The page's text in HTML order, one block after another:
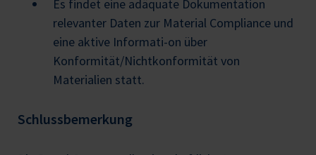
Es findet eine adäquate Dokumentation
relevanter Daten zur Material Compliance und
eine aktive Informati-on über
Konformität/Nichtkonformität von
Materialien statt.
Schlussbemerkung